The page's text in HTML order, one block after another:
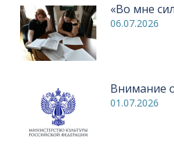
«Во мне
06.07.2026
Внимание
01.07.2026